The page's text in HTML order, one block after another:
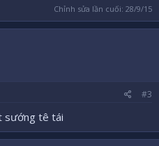
Chỉnh sửa lần cuối: 28/9/15
#3
sướng tê tái